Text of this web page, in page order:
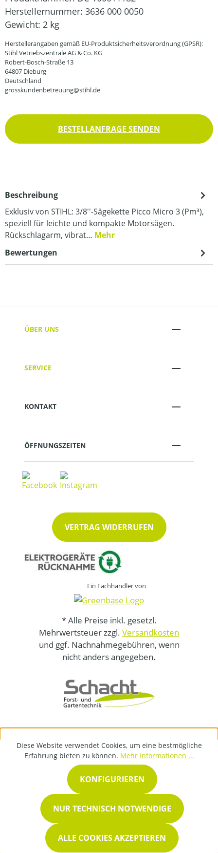
Herstellernummer: 3636 000 0050
Gewicht: 2 kg
Herstellerangaben gemäß EU-Produktsicherheitsverordnung (GPSR):
Stihl Vetriebszentrale AG & Co. KG
Robert-Bosch-Straße 13
64807 Dieburg
Deutschland
grosskundenbetreuung@stihl.de
BESTELLANFRAGE SENDEN
Beschreibung
Exklusiv von STIHL: 3/8''-Sägekette Picco Micro 3 (Pm³),
speziell für leichte und kompakte Motorsägen.
Rückschlagarm, vibrat… Mehr
Bewertungen
ÜBER UNS
SERVICE
KONTAKT
ÖFFNUNGSZEITEN
VERTRAG WIDERRUFEN
Ein Fachhändler von
* Alle Preise inkl. gesetzl.
Mehrwertsteuer zzgl. Versandkosten
und ggf. Nachnahmegebühren, wenn
nicht anders angegeben.
Diese Website verwendet Cookies, um eine bestmögliche
Erfahrung bieten zu können. Mehr Informationen ...
NUR TECHNISCH NOTWENDIGE
KONFIGURIEREN
ALLE COOKIES AKZEPTIEREN